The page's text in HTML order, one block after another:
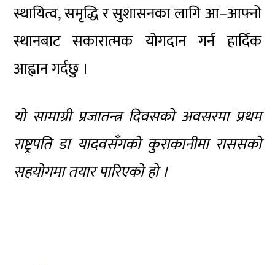
स्थायित्व, समृद्धि र सुशासनका लागि आ–आफ्नो
स्थानबाट सकारात्मक योगदान गर्न हार्दिक
आह्वान गर्दछु ।
यो सामाग्री प्रजातन्त्र दिवसको अवसरमा प्रथम
राष्ट्रपति डा यादवसँगको कुराकानीमा राससको
सहयोगमा तयार पारिएको हो ।